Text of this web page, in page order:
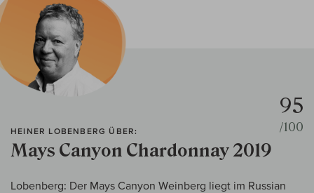
HEINER LOBENBERG ÜBER:
Mays Canyon Chardonnay 2019
95
/100
Lobenberg: Der Mays Canyon Weinberg liegt im Russian